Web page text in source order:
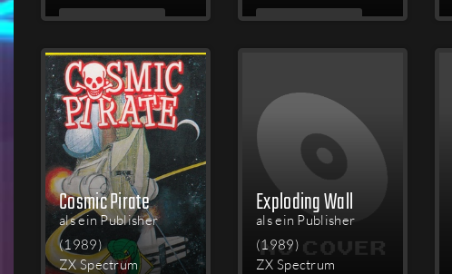
MEHR MEHR
Cosmic Pirate
als ein Publisher
(1989)
ZX Spectrum
Exploding Wall
als ein Publisher
(1989)
ZX Spectrum